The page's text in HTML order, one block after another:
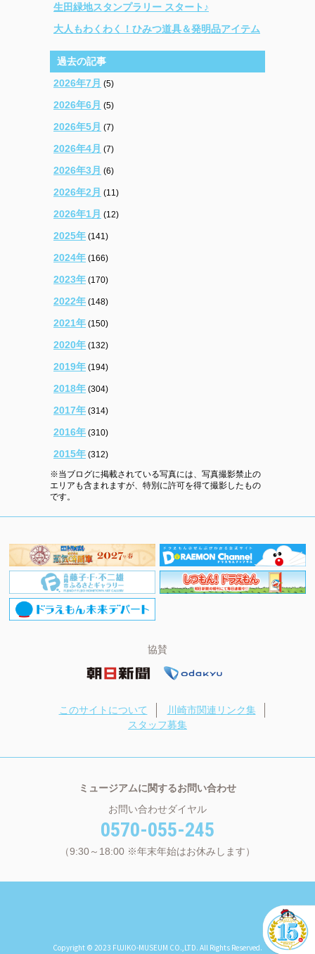
生田緑地スタンプラリー スタート♪
大人もわくわく！ひみつ道具＆発明品アイテム
過去の記事
2026年7月 (5)
2026年6月 (5)
2026年5月 (7)
2026年4月 (7)
2026年3月 (6)
2026年2月 (11)
2026年1月 (12)
2025年 (141)
2024年 (166)
2023年 (170)
2022年 (148)
2021年 (150)
2020年 (132)
2019年 (194)
2018年 (304)
2017年 (314)
2016年 (310)
2015年 (312)
※当ブログに掲載されている写真には、写真撮影禁止の
エリアも含まれますが、特別に許可を得て撮影したもの
です。
協賛
このサイトについて
川崎市関連リンク集
スタッフ募集
ミュージアムに関するお問い合わせ
お問い合わせダイヤル
0570-055-245
（9:30～18:00 ※年末年始はお休みします）
Copyright © 2023 FUJIKO-MUSEUM CO.,LTD. All Rights Reserved.